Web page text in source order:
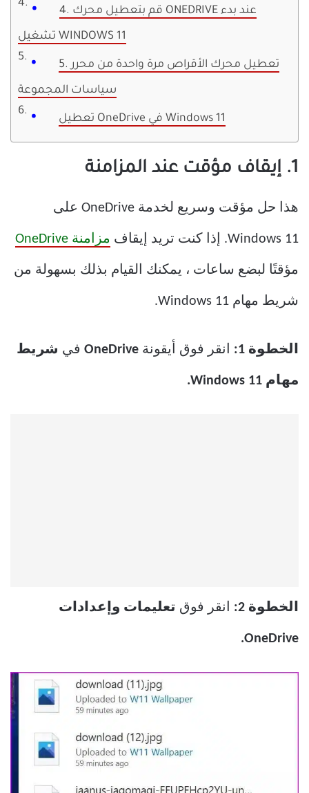
4. قم بتعطيل محرك ONEDRIVE عند بدء
تشغيل WINDOWS 11
5. تعطيل محرك الأقراص مرة واحدة من محرر
سياسات المجموعة
تعطيل OneDrive في Windows 11
1. إيقاف مؤقت عند المزامنة
هذا حل مؤقت وسريع لخدمة OneDrive على
Windows 11. إذا كنت تريد إيقاف مزامنة OneDrive
مؤقتًا لبضع ساعات ، يمكنك القيام بذلك بسهولة من
شريط مهام Windows 11.
الخطوة 1: انقر فوق أيقونة OneDrive في شريط
مهام Windows 11.
الخطوة 2: انقر فوق تعليمات وإعدادات
OneDrive.